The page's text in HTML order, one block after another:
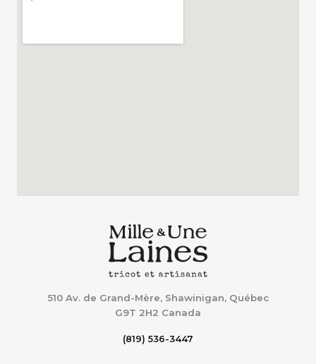
510 Av. de Grand-Mère, Shawinigan, Québec
G9T 2H2 Canada
(819) 536-3447